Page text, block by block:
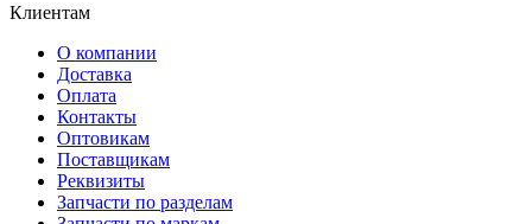
Клиентам
О компании
Доставка
Оплата
Контакты
Оптовикам
Поставщикам
Реквизиты
Запчасти по разделам